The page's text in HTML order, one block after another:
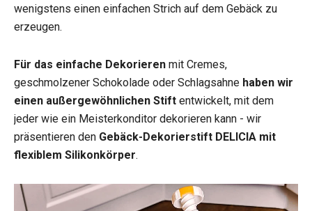
wenigstens einen einfachen Strich auf dem Gebäck zu
erzeugen.
Für das einfache Dekorieren mit Cremes,
geschmolzener Schokolade oder Schlagsahne haben wir
einen außergewöhnlichen Stift entwickelt, mit dem
jeder wie ein Meisterkonditor dekorieren kann - wir
präsentieren den Gebäck-Dekorierstift DELICIA mit
flexiblem Silikonkörper.